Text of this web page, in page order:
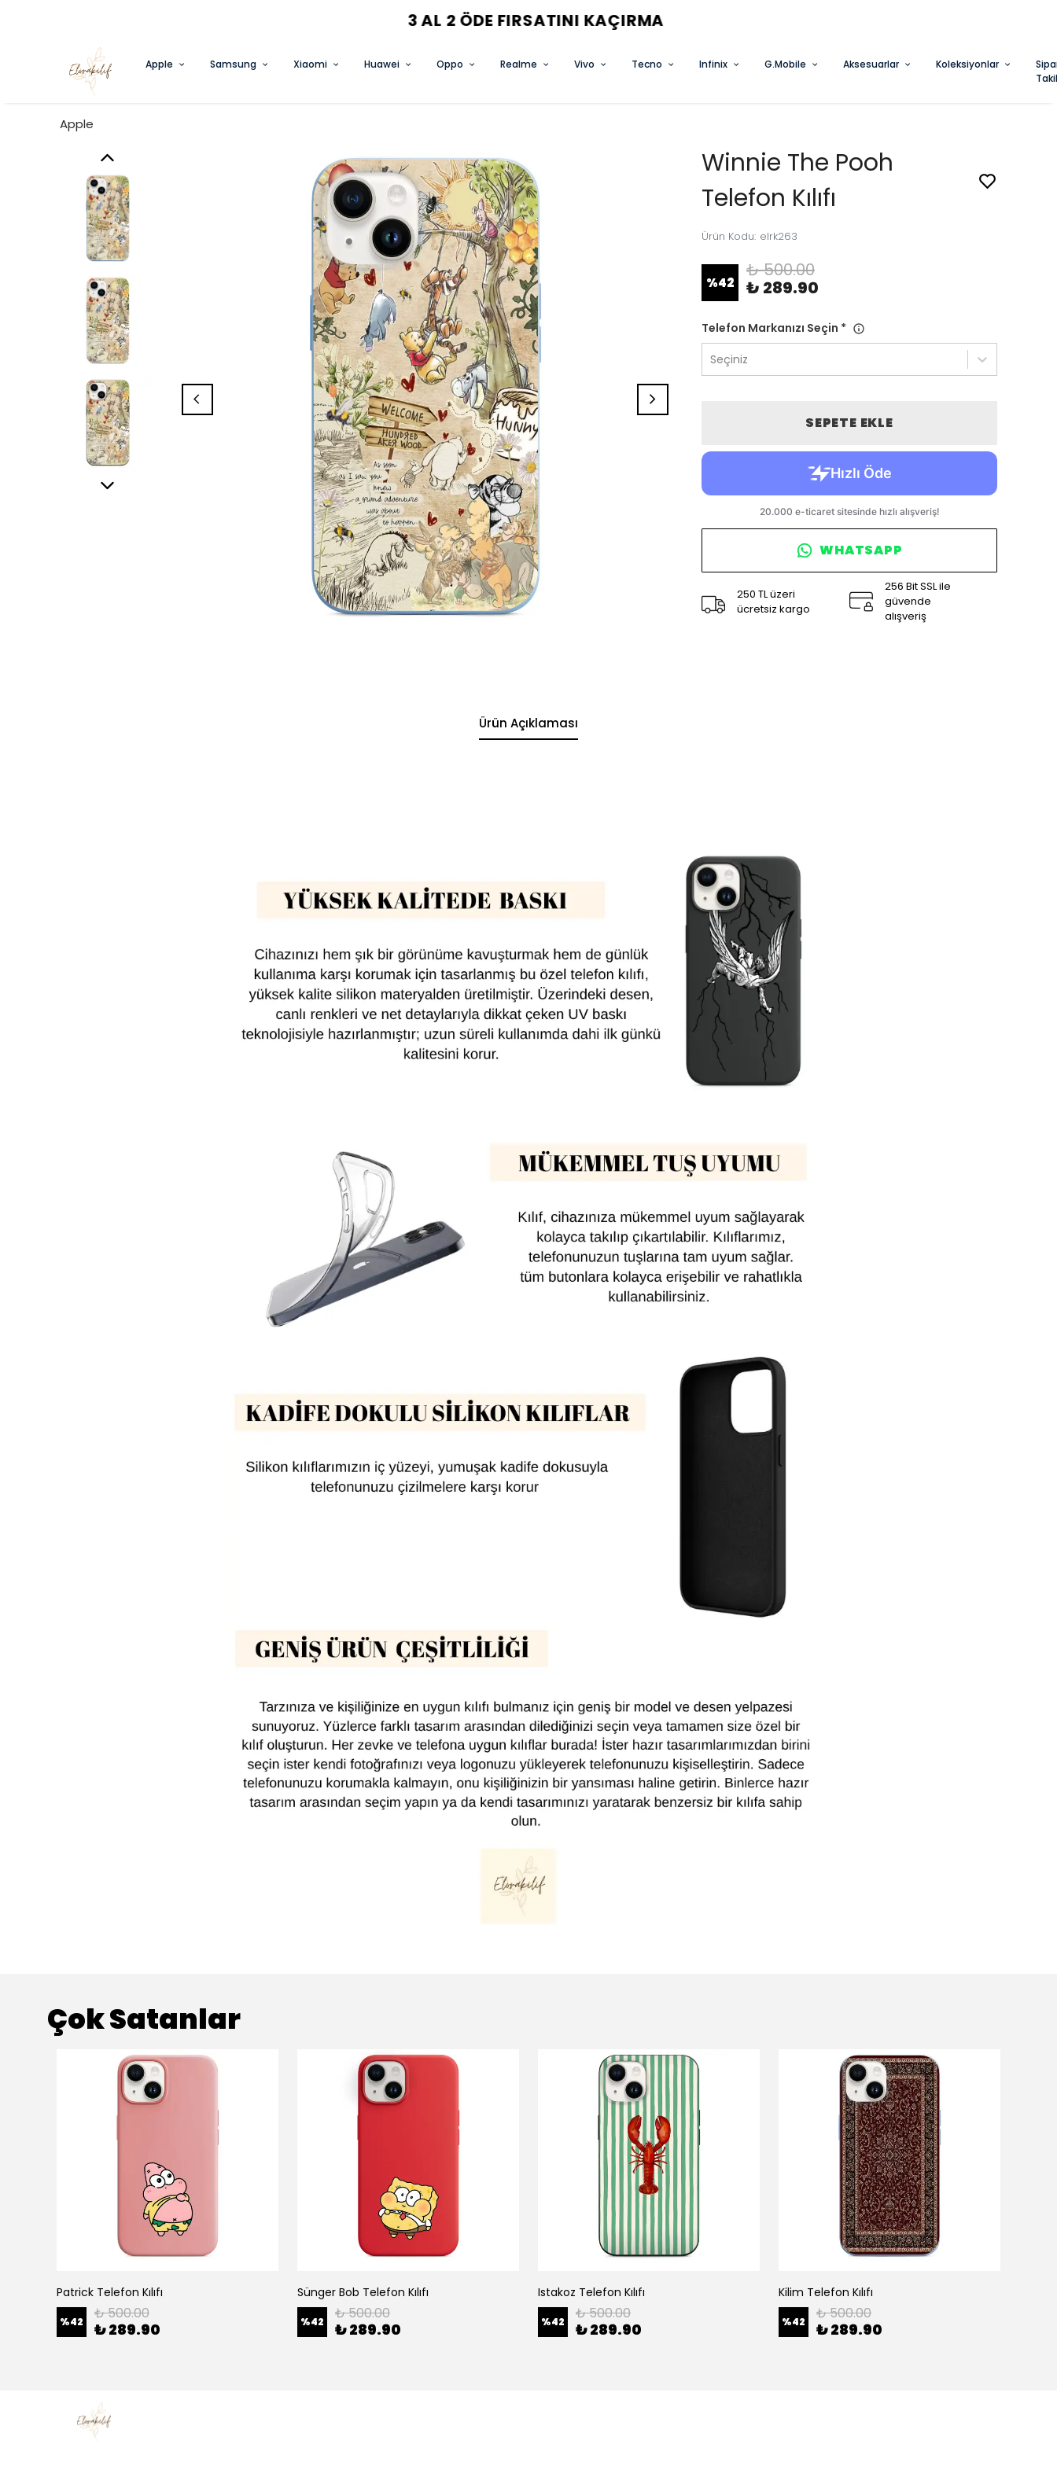
3 AL 2 ÖDE FIRSATINI KAÇIRMA
Apple Samsung Xiaomi Huawei Oppo Realme Vivo Tecno Infinix G.Mobile Aksesuarlar Koleksiyonlar
Apple
Winnie The Pooh
Telefon Kılıfı
Ürün Kodu: elrk263
%42
₺ 500.00
₺ 289.90
Telefon Markanızı Seçin *
Seçiniz
SEPETE EKLE
WHATSAPP
250 TL üzeri
ücretsiz kargo
256 Bit SSL ile
güvende
alışveriş
Ürün Açıklaması
Çok Satanlar
Patrick Telefon Kılıfı
%42 ₺ 500.00
₺ 289.90
Sünger Bob Telefon Kılıfı
%42 ₺ 500.00
₺ 289.90
Istakoz Telefon Kılıfı
%42 ₺ 500.00
₺ 289.90
Kilim Telefon Kılıfı
%42 ₺ 500.00
₺ 289.90